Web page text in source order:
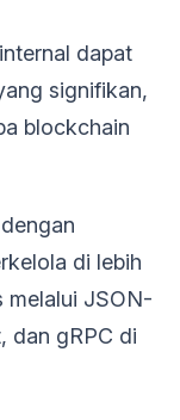
dapat
signifikan,
blockchain
di lebih
melalui JSON-
dan gRPC di